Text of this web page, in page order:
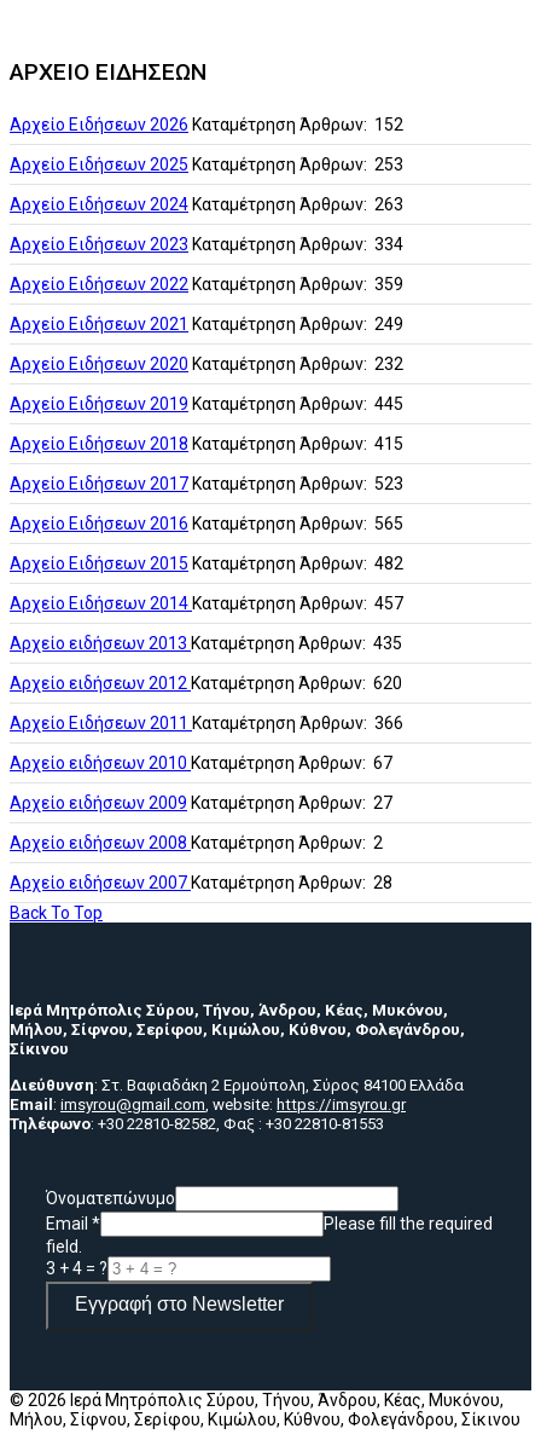
ΑΡΧΕΙΟ ΕΙΔΗΣΕΩΝ
Αρχείο Ειδήσεων 2026 Καταμέτρηση Άρθρων: 152
Αρχείο Ειδήσεων 2025 Καταμέτρηση Άρθρων: 253
Αρχείο Ειδήσεων 2024 Καταμέτρηση Άρθρων: 263
Αρχείο Ειδήσεων 2023 Καταμέτρηση Άρθρων: 334
Αρχείο Ειδήσεων 2022 Καταμέτρηση Άρθρων: 359
Αρχείο Ειδήσεων 2021 Καταμέτρηση Άρθρων: 249
Αρχείο Ειδήσεων 2020 Καταμέτρηση Άρθρων: 232
Αρχείο Ειδήσεων 2019 Καταμέτρηση Άρθρων: 445
Αρχείο Ειδήσεων 2018 Καταμέτρηση Άρθρων: 415
Αρχείο Ειδήσεων 2017 Καταμέτρηση Άρθρων: 523
Αρχείο Ειδήσεων 2016 Καταμέτρηση Άρθρων: 565
Αρχείο Ειδήσεων 2015 Καταμέτρηση Άρθρων: 482
Αρχείο Ειδήσεων 2014 Καταμέτρηση Άρθρων: 457
Αρχείο ειδήσεων 2013 Καταμέτρηση Άρθρων: 435
Αρχείο ειδήσεων 2012 Καταμέτρηση Άρθρων: 620
Αρχείο Ειδήσεων 2011 Καταμέτρηση Άρθρων: 366
Αρχείο ειδήσεων 2010 Καταμέτρηση Άρθρων: 67
Αρχείο ειδήσεων 2009 Καταμέτρηση Άρθρων: 27
Αρχείο ειδήσεων 2008 Καταμέτρηση Άρθρων: 2
Αρχείο ειδήσεων 2007 Καταμέτρηση Άρθρων: 28
Back To Top
Ιερά Μητρόπολις Σύρου, Τήνου, Άνδρου, Κέας, Μυκόνου,
Μήλου, Σίφνου, Σερίφου, Κιμώλου, Κύθνου, Φολεγάνδρου,
Σίκινου
Διεύθυνση: Στ. Βαφιαδάκη 2 Ερμούπολη, Σύρος 84100 Ελλάδα
Email : imsyrou@gmail.com , website: https://imsyrou.gr
Τηλέφωνο: +30 22810-82582, Φαξ : +30 22810-81553
Όνοματεπώνυμο
Email *
Please fill the required
field.
3 + 4 = ?
Εγγραφή στο Newsletter
© 2026 Ιερά Μητρόπολις Σύρου, Τήνου, Άνδρου, Κέας, Μυκόνου,
Μήλου, Σίφνου, Σερίφου, Κιμώλου, Κύθνου, Φολεγάνδρου, Σίκινου